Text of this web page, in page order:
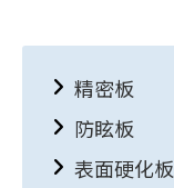
精密板
防眩板
表面硬化板